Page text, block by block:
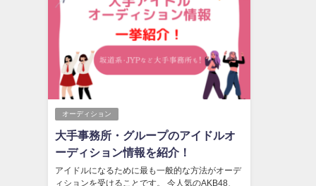
オーディション
大手事務所・グループのアイドルオ
ーディション情報を紹介！
アイドルになるために最も一般的な方法がオーデ
ィションを受けることです。 今人気のAKB48、